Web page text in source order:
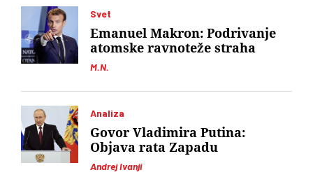
Svet
M.N.
Emanuel Makron: Podrivanje
atomske ravnoteže straha
Analiza
Andrej Ivanji
Govor Vladimira Putina:
Objava rata Zapadu